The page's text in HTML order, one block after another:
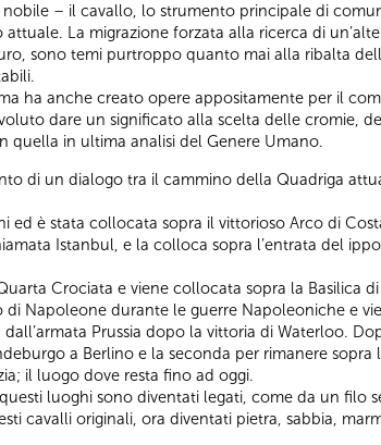
nobile – il cavallo, lo strumento principale di
La migrazione forzata alla ricerca di
sono temi purtroppo quanto mai alla ribalta
ha anche creato opere appositamente per il
dare un significato alla scelta delle cromie,
quella in ultima analisi del Genere Umano.
di un dialogo tra il cammino della Quadriga
ed è stata collocata sopra il vittorioso Arco di
Istanbul, e la colloca sopra l’entrata del
Crociata e viene collocata sopra la Basilica di
di Napoleone durante le guerre Napoleoniche e
Prussia dopo la vittoria di Waterloo.
a Berlino e la seconda per rimanere sopra
il luogo dove resta fino ad oggi.
luoghi sono diventati legati, come da un filo
cavalli originali, ora diventati pietra, sabbia,